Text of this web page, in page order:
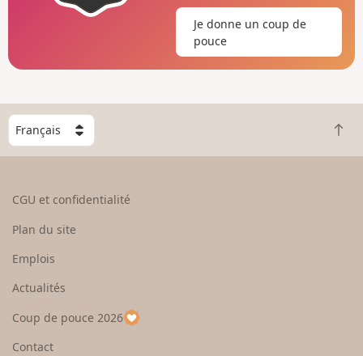
Je donne un coup de
pouce
C
o
e
u
p
a
R
e
CGU et confidentialité
Plan du site
Emplois
Actualités
Coup de pouce 2026
Contact